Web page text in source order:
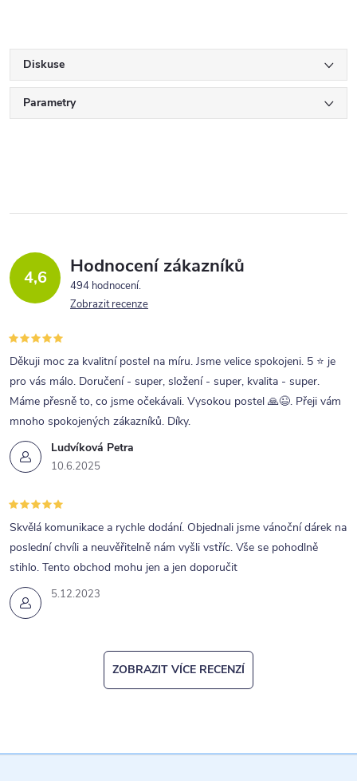
Diskuse
Parametry
4,6 Hodnocení zákazníků
494 hodnocení
Zobrazit recenze
Ludvíková Petra
10.6.2025
Děkuji moc za kvalitní postel na míru. Jsme velice spokojeni. 5 ⭐ je
pro vás málo. Doručení - super, složení - super, kvalita - super.
Máme přesně to, co jsme očekávali. Vysokou postel 🙏😉. Přeji vám
mnoho spokojených zákazníků. Díky.
5.12.2023
Skvělá komunikace a rychle dodání. Objednali jsme vánoční dárek na
poslední chvíli a neuvěřitelně nám vyšli vstříc. Vše se pohodlně
stihlo. Tento obchod mohu jen a jen doporučit
ZOBRAZIT VÍCE RECENZÍ